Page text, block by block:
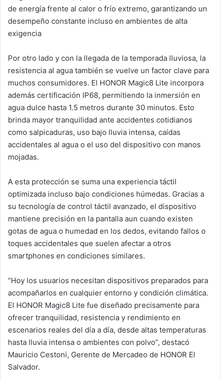
de energía frente al calor o frío extremo, garantizando un
desempeño constante incluso en ambientes de alta
exigencia
Por otro lado y con la llegada de la temporada lluviosa, la
resistencia al agua también se vuelve un factor clave para
muchos consumidores. El HONOR Magic8 Lite incorpora
además certificación IP68, permitiendo la inmersión en
agua dulce hasta 1.5 metros durante 30 minutos. Esto
brinda mayor tranquilidad ante accidentes cotidianos
como salpicaduras, uso bajo lluvia intensa, caídas
accidentales al agua o el uso del dispositivo con manos
mojadas.
A esta protección se suma una experiencia táctil
optimizada incluso bajo condiciones húmedas. Gracias a
su tecnología de control táctil avanzado, el dispositivo
mantiene precisión en la pantalla aun cuando existen
gotas de agua o humedad en los dedos, evitando fallos o
toques accidentales que suelen afectar a otros
smartphones en condiciones similares.
“Hoy los usuarios necesitan dispositivos preparados para
acompañarlos en cualquier entorno y condición climática.
El HONOR Magic8 Lite fue diseñado precisamente para
ofrecer tranquilidad, resistencia y rendimiento en
escenarios reales del día a día, desde altas temperaturas
hasta lluvia intensa o ambientes con polvo”, destacó
Mauricio Cestoni, Gerente de Mercadeo de HONOR El
Salvador.